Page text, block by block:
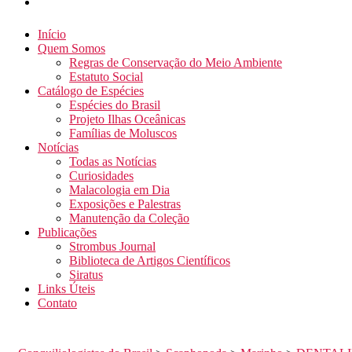
Início
Quem Somos
Regras de Conservação do Meio Ambiente
Estatuto Social
Catálogo de Espécies
Espécies do Brasil
Projeto Ilhas Oceânicas
Famílias de Moluscos
Notícias
Todas as Notícias
Curiosidades
Malacologia em Dia
Exposições e Palestras
Manutenção da Coleção
Publicações
Strombus Journal
Biblioteca de Artigos Científicos
Siratus
Links Úteis
Contato